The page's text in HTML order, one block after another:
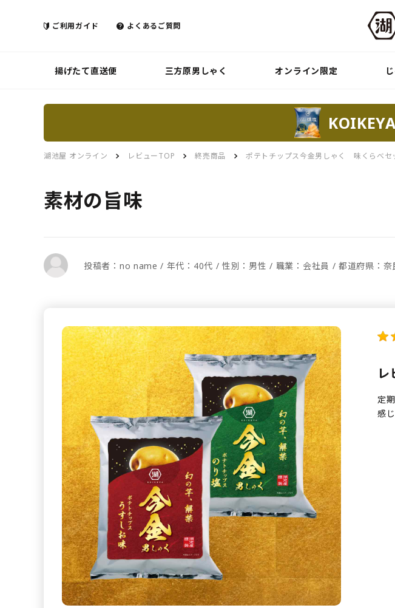
ご利用ガイド よくあるご質問
揚げたて直送便 三方原男しゃく オンライン限定
湖池屋 オンライン レビューTOP 終売商品 ポテトチップス今金男しゃく 味くらべセ
素材の旨味
投稿者：no name / 年代：40代 / 性別：男性 / 職業：会社員 / 都道府県：奈
レ
定
感